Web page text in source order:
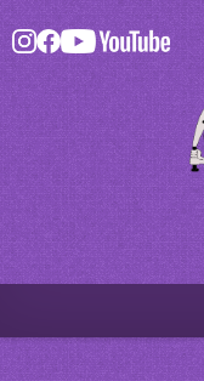
Skip
to
content